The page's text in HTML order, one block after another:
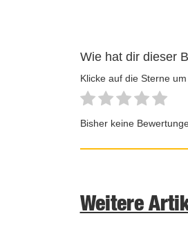
Wie hat dir dieser
Klicke auf die Sterne
Bisher keine
Weitere